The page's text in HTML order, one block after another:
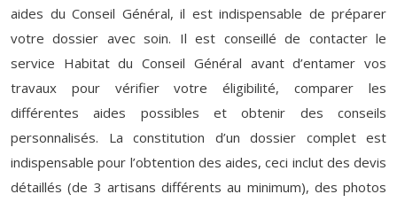
aides du Conseil Général, il est indispensable de préparer
votre dossier avec soin. Il est conseillé de contacter le
service Habitat du Conseil Général avant d’entamer vos
travaux pour vérifier votre éligibilité, comparer les
différentes aides possibles et obtenir des conseils
personnalisés. La constitution d’un dossier complet est
indispensable pour l’obtention des aides, ceci inclut des devis
détaillés (de 3 artisans différents au minimum), des photos